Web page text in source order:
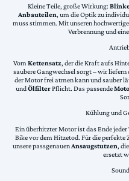
Kleine Teile, große Wirkung:
Anbauteilen, um die Optik zu
muss stimmen. Mit unseren
Verbrennung und
VomKettensatz, der die Kraft aufs
saubere Gangwechsel sorgt – wir
der Motor frei atmen kann und sauber
undÖlfilterPflicht. Das passende
Kühlung und
Ein überhitzter Motor ist das Ende
Bike vor dem Hitzetod. Für die
unsere passgenauenAnsaugstutzen,
ersetzt